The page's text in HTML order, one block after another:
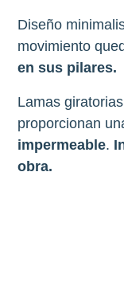
Diseño
movimiento
en sus pilares.
Lamas
proporcionan
impermeable.
obra.